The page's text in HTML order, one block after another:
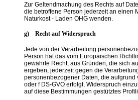
Zur Geltendmachung des Rechts auf
die betroffene Person jederzeit an einen
Naturkost - Laden OHG wenden.
g) Recht auf Widerspruch
Jede von der Verarbeitung
Person hat das vom Europäischen
gewährte Recht, aus Gründen, die sich
ergeben, jederzeit gegen die
personenbezogener Daten, die aufgrund
oder f DS-GVO erfolgt, Widerspruch
auf diese Bestimmungen gestütztes